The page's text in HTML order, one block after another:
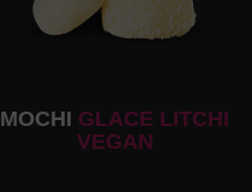
MOCHI GLACE LITCHI
VEGAN